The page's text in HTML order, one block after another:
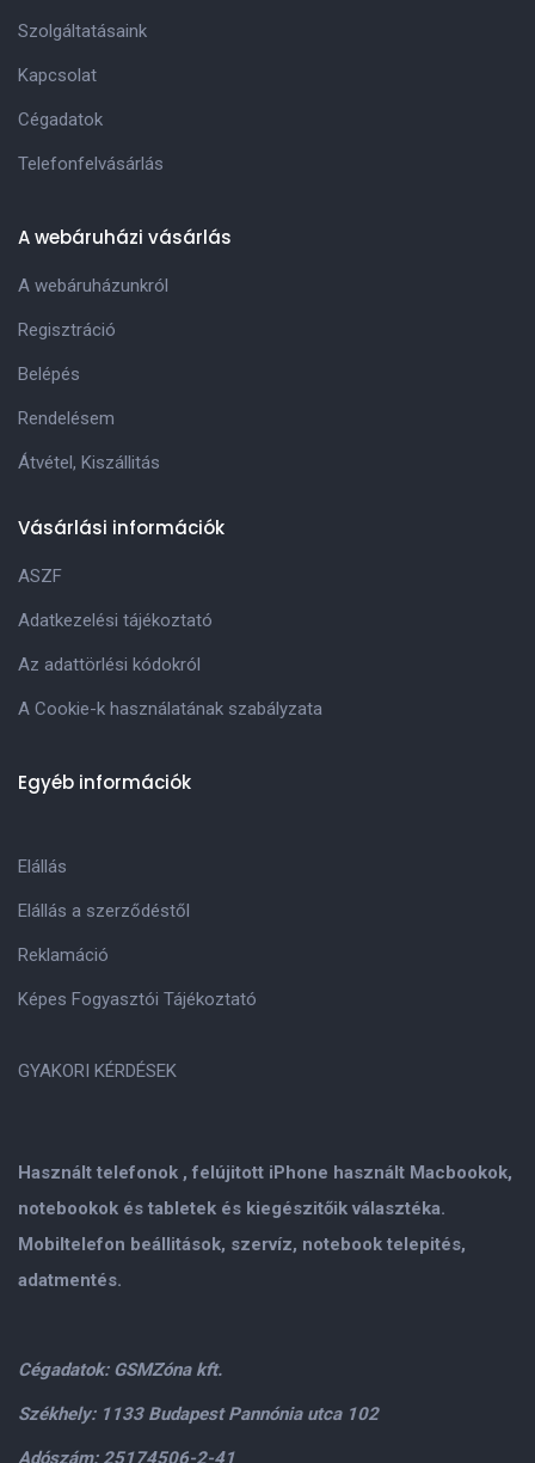
Használt telefonok , felújitott iPhone használt Macbookok,
notebookok és tabletek és kiegészitőik választéka.
Mobiltelefon beállitások, szervíz, notebook telepités,
adatmentés.
Cégadatok: GSMZóna kft.
Székhely: 1133 Budapest Pannónia utca 102
Adószám: 25174506-2-41
Szolgáltatásaink
Kapcsolat
Cégadatok
Telefonfelvásárlás
A webáruházi vásárlás
A webáruházunkról
Regisztráció
Belépés
Rendelésem
Átvétel, Kiszállitás
Vásárlási információk
ASZF
Adatkezelési tájékoztató
Az adattörlési kódokról
A Cookie-k használatának szabályzata
Egyéb információk
Elállás
Elállás a szerződéstől
Reklamáció
Képes Fogyasztói Tájékoztató
GYAKORI KÉRDÉSEK